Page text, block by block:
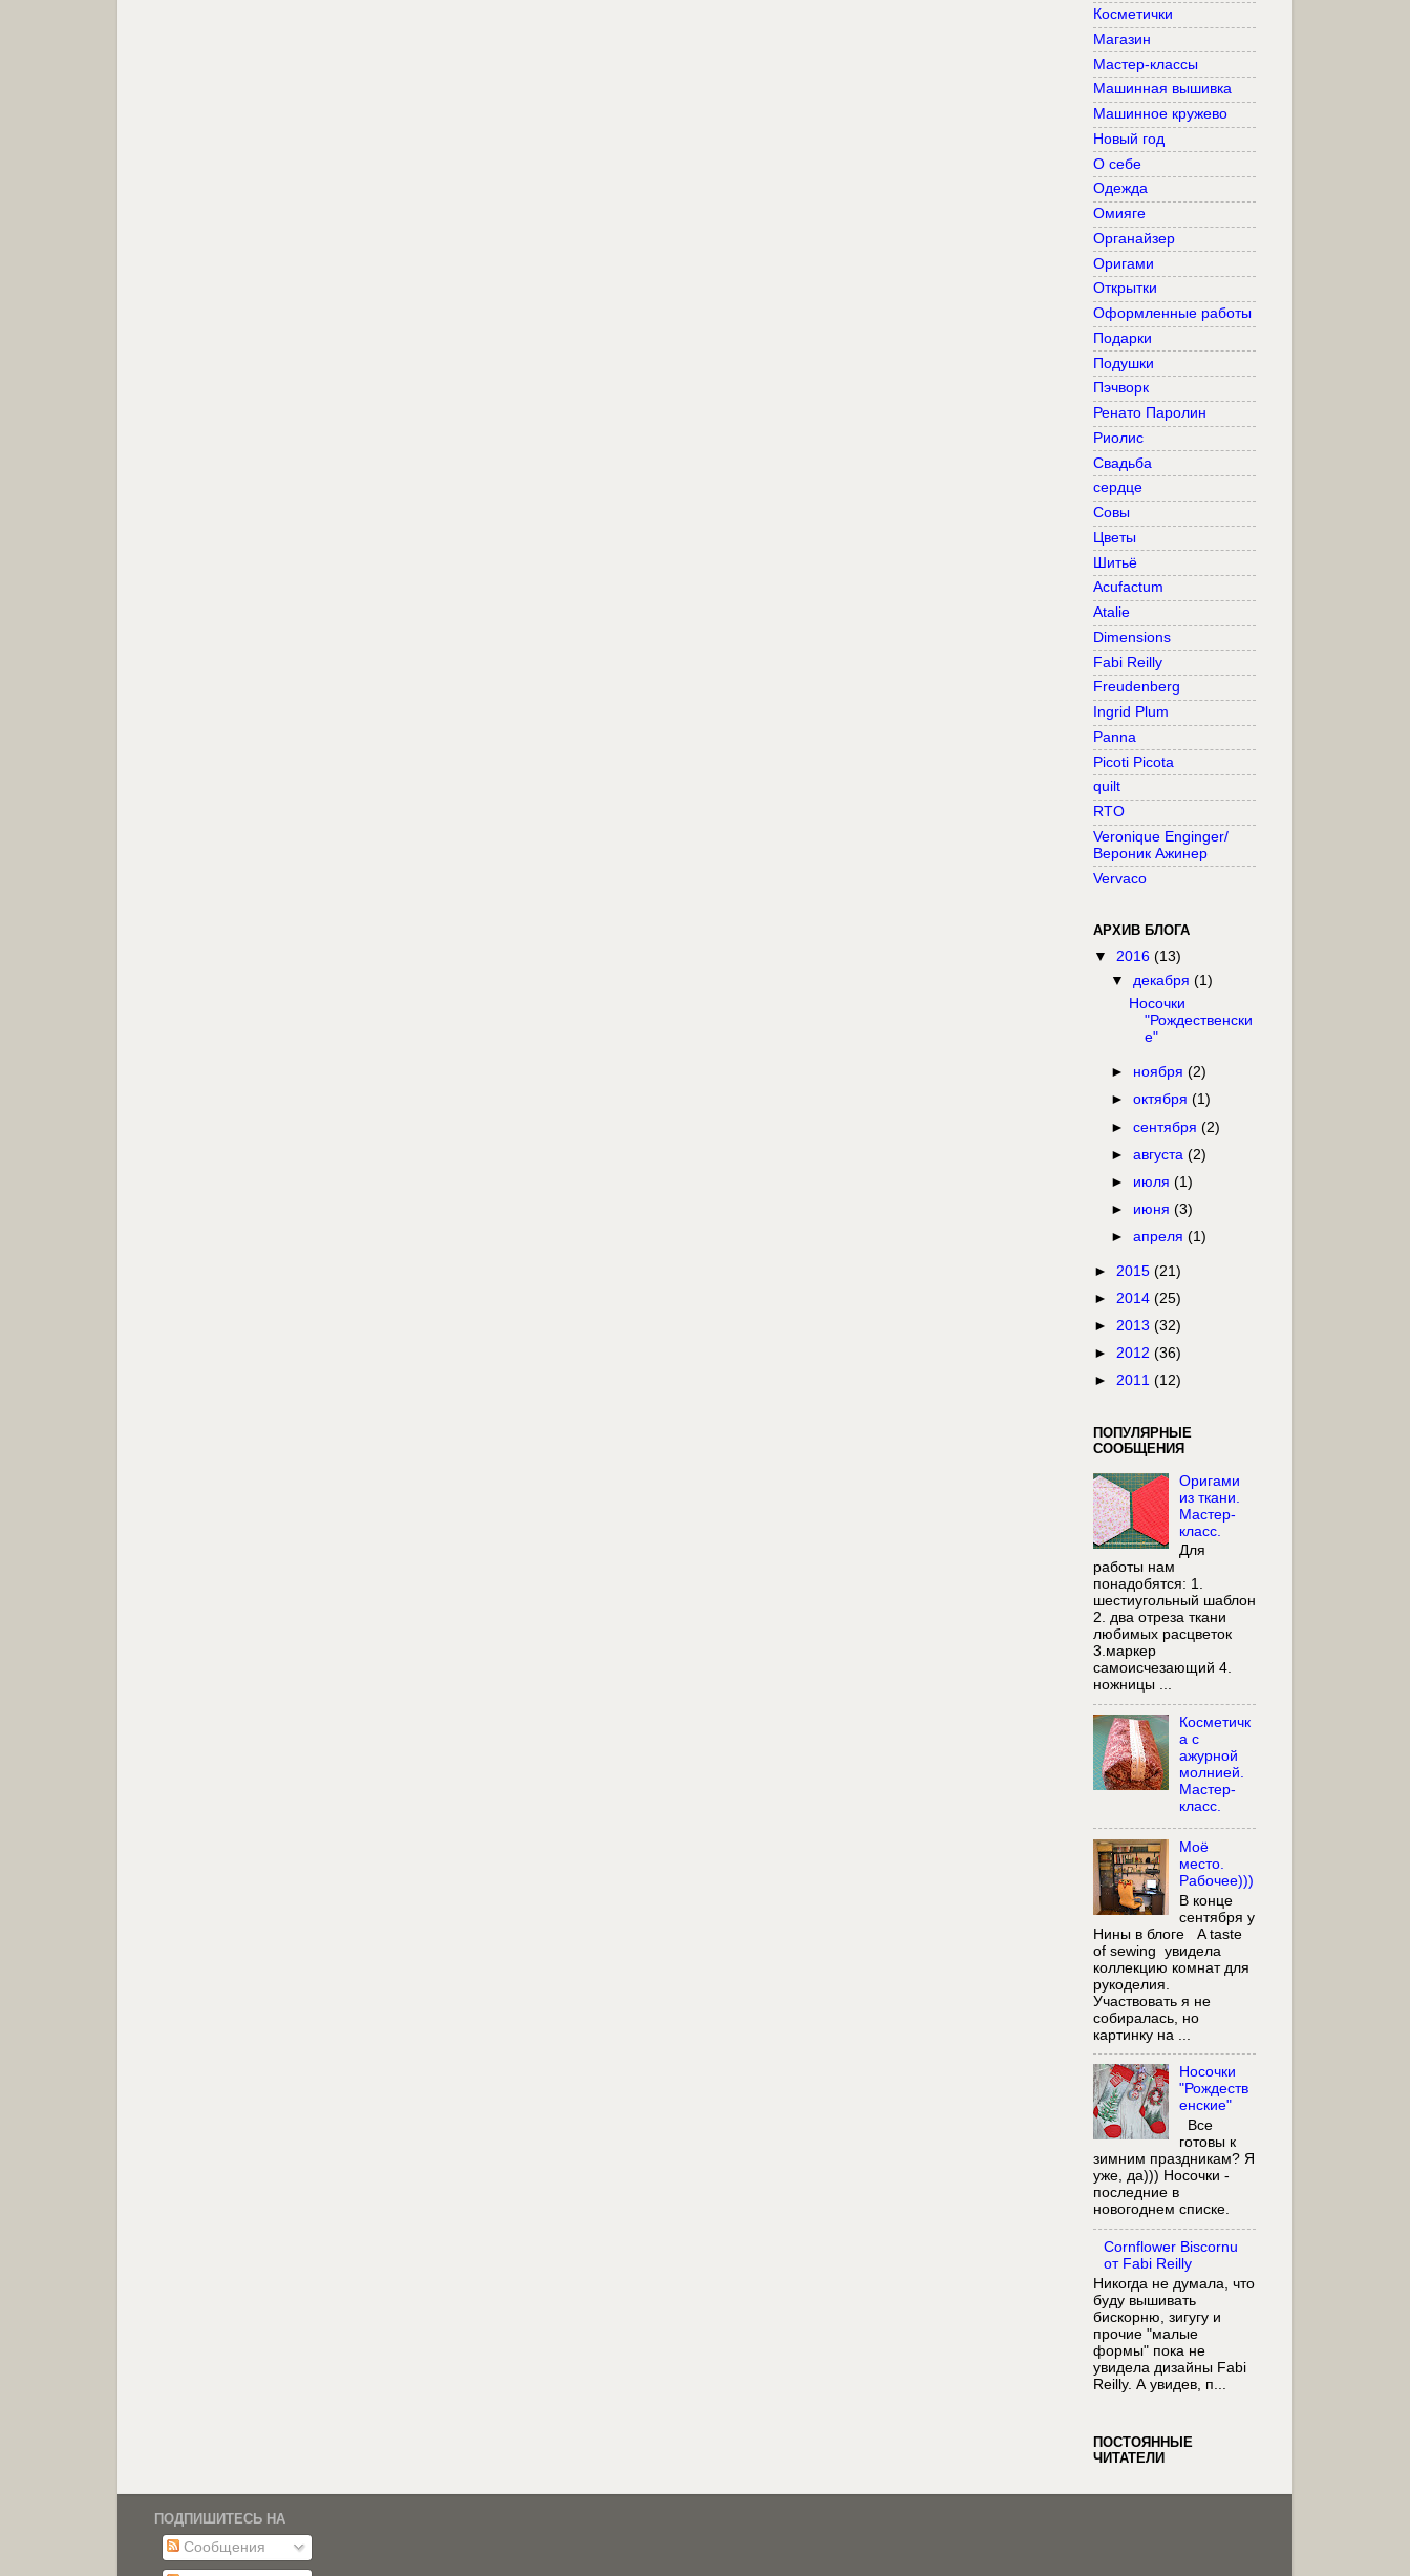
Косметички
Магазин
Мастер-классы
Машинная вышивка
Машинное кружево
Новый год
О себе
Одежда
Омияге
Органайзер
Оригами
Открытки
Оформленные работы
Подарки
Подушки
Пэчворк
Ренато Паролин
Риолис
Свадьба
сердце
Совы
Цветы
Шитьё
Acufactum
Atalie
Dimensions
Fabi Reilly
Freudenberg
Ingrid Plum
Panna
Picoti Picota
quilt
RTO
Veronique Enginger/
Вероник Ажинер
Vervaco
АРХИВ БЛОГА
▼ 2016 (13)
▼ декабря(1)
Носочки
"Рождественски
е"
► ноября(2)
►октября(1)
►сентября(2)
►августа(2)
► июля(1)
► июня(3)
►апреля(1)
► 2015 (21)
► 2014 (25)
► 2013 (32)
► 2012 (36)
► 2011 (12)
ПОПУЛЯРНЫЕ
СООБЩЕНИЯ
Оригами
из ткани.
Мастер-
класс.
Для
работы нам
понадобятся: 1.
шестиугольный шаблон
2. два отреза ткани
любимых расцветок
3.маркер
самоисчезающий 4.
ножницы ...
Косметичк
а с
ажурной
молнией.
Мастер-
класс.
Моё
место.
Рабочее)))
В конце
сентября у
Нины в блоге A taste
of sewing увидела
коллекцию комнат для
рукоделия.
Участвовать я не
собиралась, но
картинку на ...
Носочки
"Рождеств
енские"
Все
готовы к
зимним праздникам? Я
уже, да))) Носочки -
последние в
новогоднем списке.
Cornflower Biscornu
от Fabi Reilly
Никогда не думала, что
буду вышивать
бискорню, зигугу и
прочие "малые
формы" пока не
увидела дизайны Fabi
Reilly. А увидев, п...
ПОСТОЯННЫЕ
ЧИТАТЕЛИ
ПОДПИШИТЕСЬ НА
Сообщения